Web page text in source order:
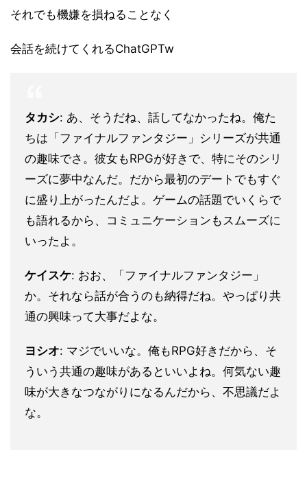
それでも機嫌を損ねることなく
会話を続けてくれるChatGPTw
タカシ: あ、そうだね、話してなかったね。俺た
ちは「ファイナルファンタジー」シリーズが共通
の趣味でさ。彼女もRPGが好きで、特にそのシリ
ーズに夢中なんだ。だから最初のデートでもすぐ
に盛り上がったんだよ。ゲームの話題でいくらで
も語れるから、コミュニケーションもスムーズに
いったよ。
ケイスケ: おお、「ファイナルファンタジー」
か。それなら話が合うのも納得だね。やっぱり共
通の興味って大事だよな。
ヨシオ: マジでいいな。俺もRPG好きだから、そ
ういう共通の趣味があるといいよね。何気ない趣
味が大きなつながりになるんだから、不思議だよ
な。